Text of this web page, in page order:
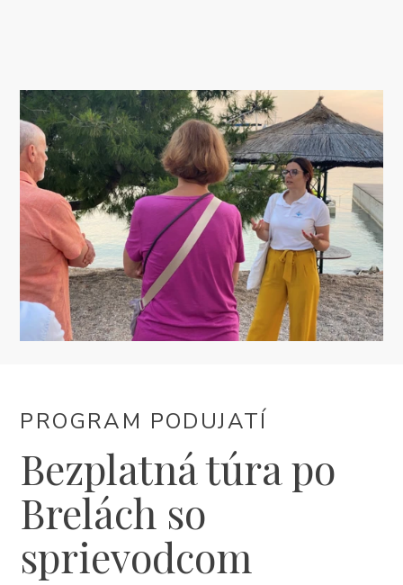
PROGRAM PODUJATÍ
INFO
SK
+385 21 618 337
info@brela.hr
Call us
Contact us
PROGRAM PODUJATÍ
Bezplatná túra po
Brelách so
sprievodcom